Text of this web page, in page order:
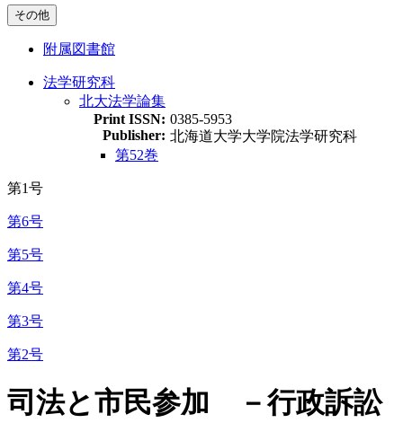
その他
附属図書館
法学研究科
北大法学論集
Print ISSN: 0385-5953
Publisher: 北海道大学大学院法学研究科
第52巻
第1号
第6号
第5号
第4号
第3号
第2号
司法と市民参加 －行政訴訟